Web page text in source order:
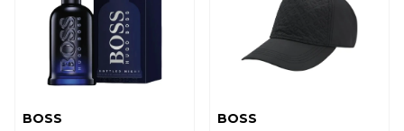
BOSS
BOSS